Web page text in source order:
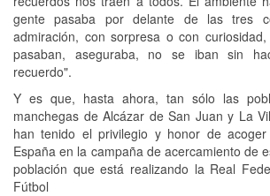
gente pasaba por delante de las tres
admiración, con sorpresa o con
pasaban, aseguraba, no se iban sin
recuerdo".
Y es que, hasta ahora, tan sólo las
manchegas de Alcázar de San Juan y La
han tenido el privilegio y honor de
España en la campaña de acercamiento de
población que está realizando la Real
Fútbol